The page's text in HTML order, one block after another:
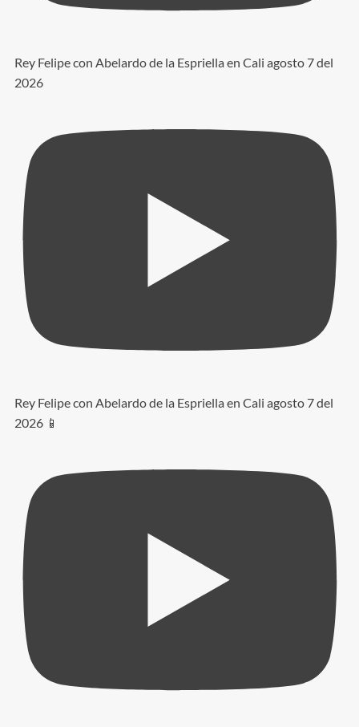
Rey Felipe con Abelardo de la Espriella en Cali agosto 7 del
2026
Rey Felipe con Abelardo de la Espriella en Cali agosto 7 del
2026 📱